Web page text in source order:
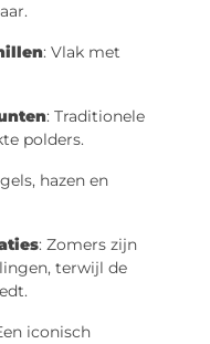
: Vlak met
: Traditionele
polders.
hazen en
: Zomers zijn
terwijl de
iconisch